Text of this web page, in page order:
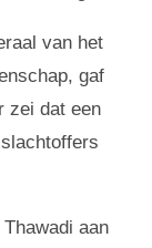
van het
gaf
zei dat een
aan